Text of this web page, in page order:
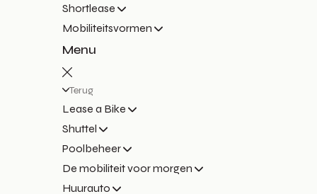
Shortlease
Mobiliteitsvormen
Menu
Terug
Lease a Bike
Shuttel
Poolbeheer
De mobiliteit voor morgen
Huurauto